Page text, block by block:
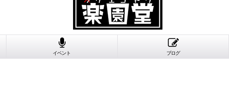
イベント ブログ